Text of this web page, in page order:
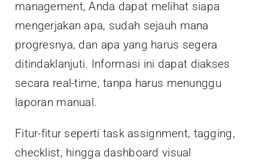
management, Anda dapat melihat siapa
mengerjakan apa, sudah sejauh mana
progresnya, dan apa yang harus segera
ditindaklanjuti. Informasi ini dapat diakses
secara real-time, tanpa harus menunggu
laporan manual.
Fitur-fitur seperti task assignment, tagging,
checklist, hingga dashboard visual